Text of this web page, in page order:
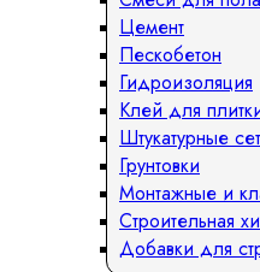
Цемент
Пескобетон
Гидроизоляция
Клей для
Штукатурные
Грунтовки
Монтажные и
Строительная
Добавки для